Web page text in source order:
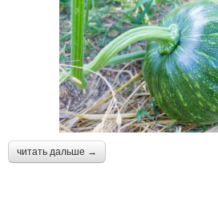
читать дальше →